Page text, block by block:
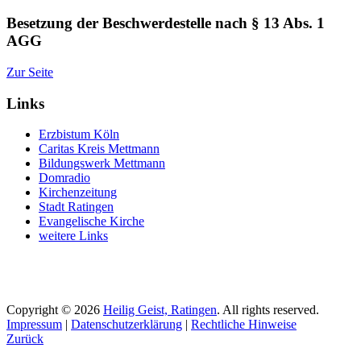
Besetzung der Beschwerdestelle nach § 13 Abs. 1
AGG
Zur Seite
Links
Erzbistum Köln
Caritas Kreis Mettmann
Bildungswerk Mettmann
Domradio
Kirchenzeitung
Stadt Ratingen
Evangelische Kirche
weitere Links
Copyright © 2026 Heilig Geist, Ratingen. All rights reserved.
Impressum | Datenschutzerklärung | Rechtliche Hinweise
Zurück